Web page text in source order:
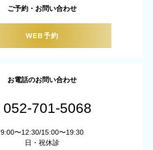
ご予約・お問い合わせ
WEB予約
お電話のお問い合わせ
052-701-5068
9:00〜12:30/15:00〜19:30
日・祝休診